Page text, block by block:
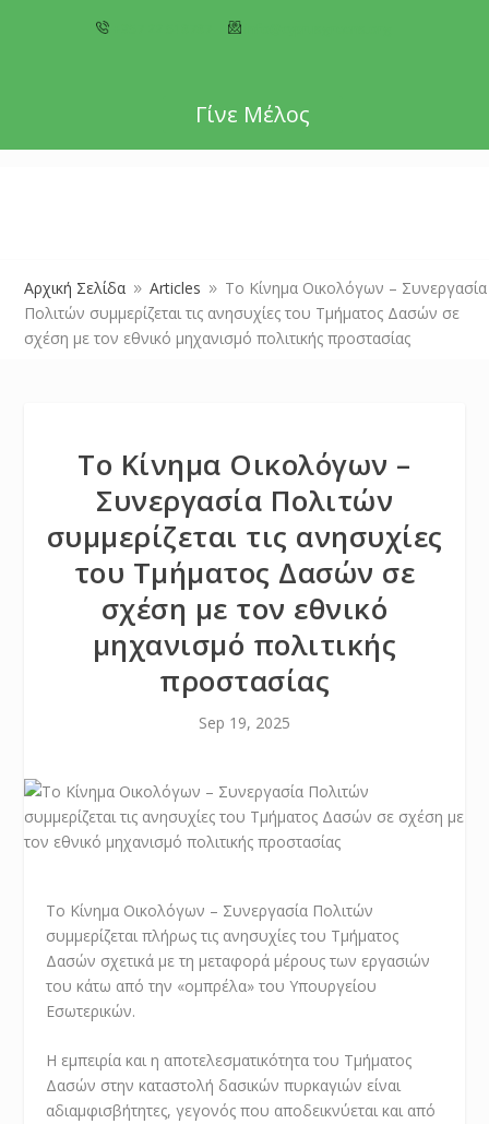
Γίνε Μέλος
Αρχική Σελίδα 9 Articles 9 Το Κίνημα Οικολόγων – Συνεργασία
Πολιτών συμμερίζεται τις ανησυχίες του Τμήματος Δασών σε
σχέση με τον εθνικό μηχανισμό πολιτικής προστασίας
Το Κίνημα Οικολόγων –
Συνεργασία Πολιτών
συμμερίζεται τις ανησυχίες
του Τμήματος Δασών σε
σχέση με τον εθνικό
μηχανισμό πολιτικής
προστασίας
Sep 19, 2025
Το Κίνημα Οικολόγων – Συνεργασία Πολιτών
συμμερίζεται πλήρως τις ανησυχίες του Τμήματος
Δασών σχετικά με τη μεταφορά μέρους των εργασιών
του κάτω από την «ομπρέλα» του Υπουργείου
Εσωτερικών.
Η εμπειρία και η αποτελεσματικότητα του Τμήματος
Δασών στην καταστολή δασικών πυρκαγιών είναι
αδιαμφισβήτητες, γεγονός που αποδεικνύεται και από